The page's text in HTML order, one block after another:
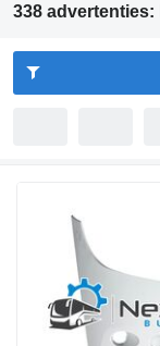
338 advertenties: